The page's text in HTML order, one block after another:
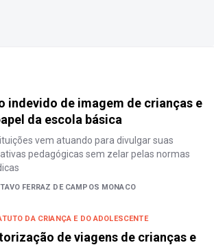
indevido de imagem de crianças e
da escola básica
vem atuando para divulgar suas
pedagógicas sem zelar pelas normas
FERRAZ DE CAMPOS MONACO
DA CRIANÇA E DO ADOLESCENTE
de viagens de crianças e